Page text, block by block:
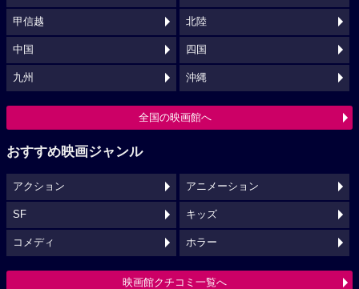
甲信越 北陸
中国 四国
九州 沖縄
全国の映画館へ
おすすめ映画ジャンル
アクション アニメーション
SF キッズ
コメディ ホラー
映画館クチコミ一覧へ